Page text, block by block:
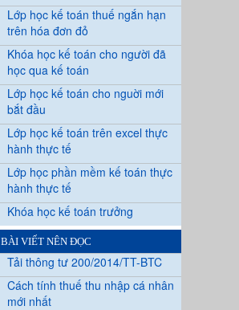
Lớp học kế toán thuế ngắn hạn
trên hóa đơn đỏ
Khóa học kế toán cho người đã
học qua kế toán
Lớp học kế toán cho nguời mới
bắt đầu
Lớp học kế toán trên excel thực
hành thực tế
Lớp học phần mềm kế toán thực
hành thực tế
Khóa học kế toán trưởng
BÀI VIẾT NÊN ĐỌC
Tải thông tư 200/2014/TT-BTC
Cách tính thuế thu nhập cá nhân
mới nhất